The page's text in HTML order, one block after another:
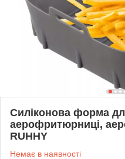
Силіконова форма
аерофритюрниці,
RUHHY
Немає в наявності